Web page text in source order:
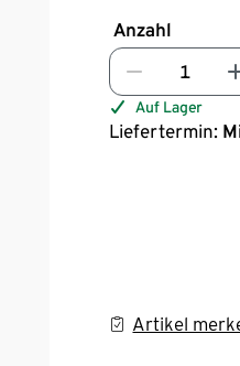
Anzahl
Auf Lager
Liefertermin:
Artikel